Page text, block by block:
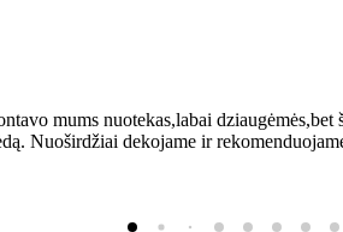
mums nuotekas,labai
Nuoširdžiai dekojame ir